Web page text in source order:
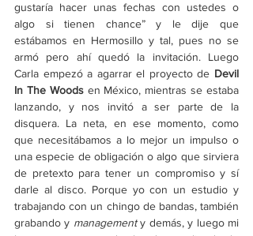
gustaría hacer unas fechas con ustedes o
algo si tienen chance” y le dije que
estábamos en Hermosillo y tal, pues no se
armó pero ahí quedó la invitación. Luego
Carla empezó a agarrar el proyecto de Devil
In The Woods en México, mientras se estaba
lanzando, y nos invitó a ser parte de la
disquera. La neta, en ese momento, como
que necesitábamos a lo mejor un impulso o
una especie de obligación o algo que sirviera
de pretexto para tener un compromiso y sí
darle al disco. Porque yo con un estudio y
trabajando con un chingo de bandas, también
grabando y management y demás, y luego mi